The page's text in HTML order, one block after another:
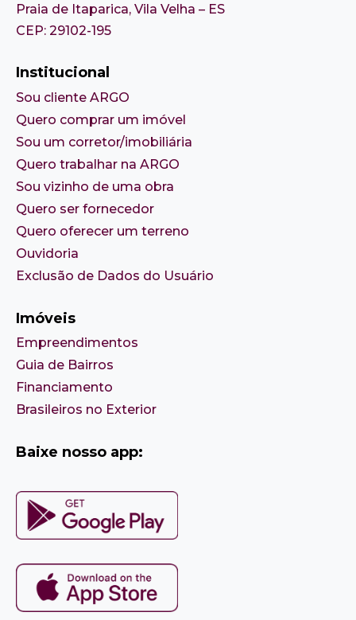
Praia de Itaparica, Vila Velha – ES
CEP: 29102-195
Institucional
Sou cliente ARGO
Quero comprar um imóvel
Sou um corretor/imobiliária
Quero trabalhar na ARGO
Sou vizinho de uma obra
Quero ser fornecedor
Quero oferecer um terreno
Ouvidoria
Exclusão de Dados do Usuário
Imóveis
Empreendimentos
Guia de Bairros
Financiamento
Brasileiros no Exterior
Baixe nosso app: